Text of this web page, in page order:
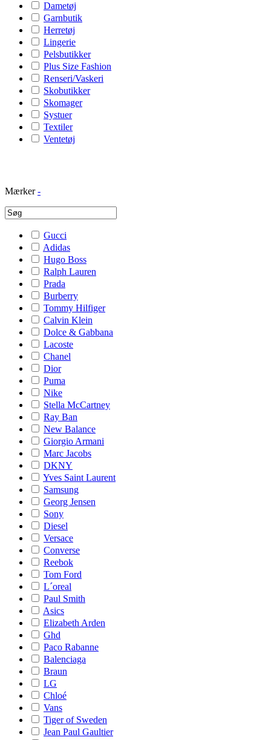
Dametøj
Garnbutik
Herretøj
Lingerie
Pelsbutikker
Plus Size Fashion
Renseri/Vaskeri
Skobutikker
Skomager
Systuer
Textiler
Ventetøj
Mærker -
Gucci
Adidas
Hugo Boss
Ralph Lauren
Prada
Burberry
Tommy Hilfiger
Calvin Klein
Dolce & Gabbana
Lacoste
Chanel
Dior
Puma
Nike
Stella McCartney
Ray Ban
New Balance
Giorgio Armani
Marc Jacobs
DKNY
Yves Saint Laurent
Samsung
Georg Jensen
Sony
Diesel
Versace
Converse
Reebok
Tom Ford
L´oreal
Paul Smith
Asics
Elizabeth Arden
Ghd
Paco Rabanne
Balenciaga
Braun
LG
Chloé
Vans
Tiger of Sweden
Jean Paul Gaultier